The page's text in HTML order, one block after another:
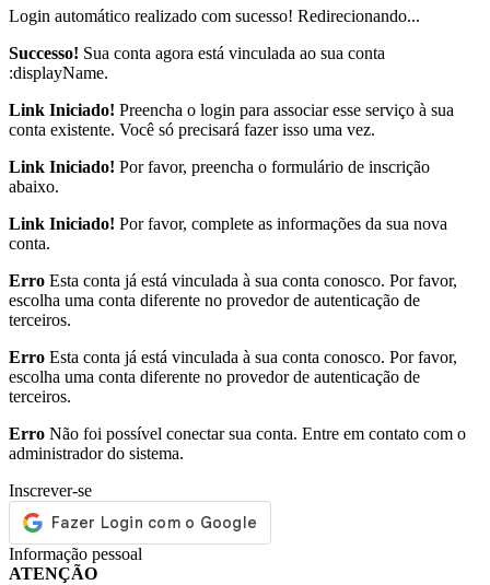
Login automático realizado com sucesso! Redirecionando...
Successo! Sua conta agora está vinculada ao sua conta
:displayName.
Link Iniciado! Preencha o login para associar esse serviço à sua
conta existente. Você só precisará fazer isso uma vez.
Link Iniciado! Por favor, preencha o formulário de inscrição
abaixo.
Link Iniciado! Por favor, complete as informações da sua nova
conta.
Erro Esta conta já está vinculada à sua conta conosco. Por favor,
escolha uma conta diferente no provedor de autenticação de
terceiros.
Erro Esta conta já está vinculada à sua conta conosco. Por favor,
escolha uma conta diferente no provedor de autenticação de
terceiros.
Erro Não foi possível conectar sua conta. Entre em contato com o
administrador do sistema.
Inscrever-se
Informação pessoal
ATENÇÃO